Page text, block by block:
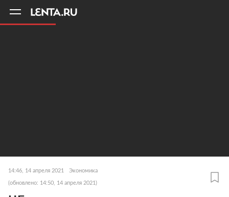
14:46, 14 апреля 2021 Экономика
(обновлено: 14:50, 14 апреля 2021)